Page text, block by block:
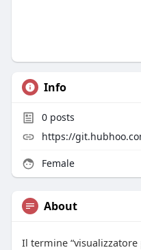
Info
0posts
https://
Female
About
Il termine